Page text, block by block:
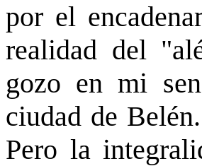
por el
realidad del
gozo en mi
ciudad de
Pero la